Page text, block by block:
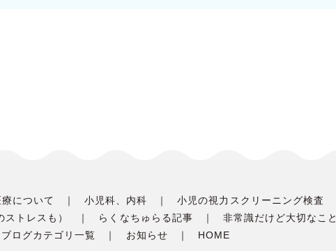
について 小児科、内科 小児の視力スクリーニング検査
トレスも） らくなちゅらる記事 非常識だけど大切なこと
ブログカテゴリ一覧
お知らせ HOME